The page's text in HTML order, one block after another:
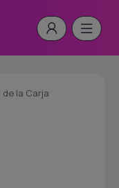
de la Carja